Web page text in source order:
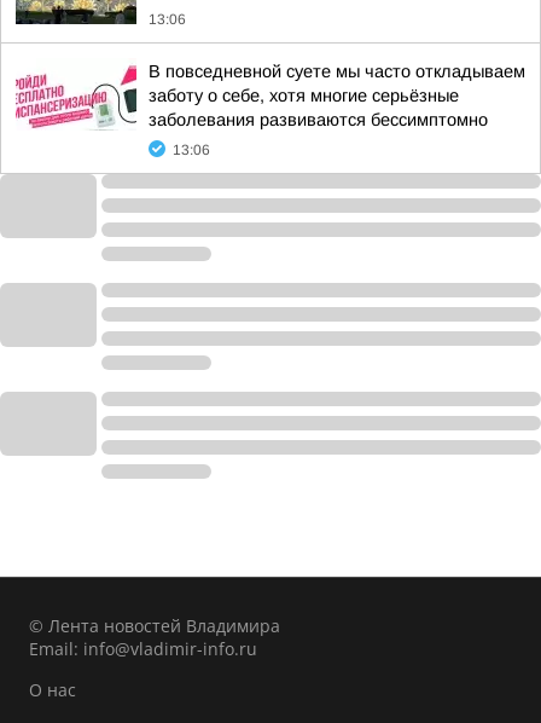
13:06
В повседневной суете мы часто откладываем
заботу о себе, хотя многие серьёзные
заболевания развиваются бессимптомно
13:06
© Лента новостей Владимира
Email: info@vladimir-info.ru
О нас